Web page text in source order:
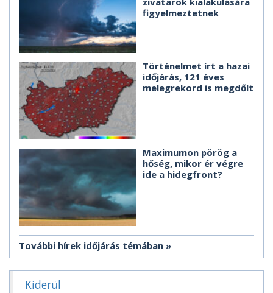
figyelmeztetnek
Történelmet írt a hazai
időjárás, 121 éves
melegrekord is megdőlt
Maximumon pörög a
hőség, mikor ér végre
ide a hidegfront?
További hírek időjárás témában
Kiderül